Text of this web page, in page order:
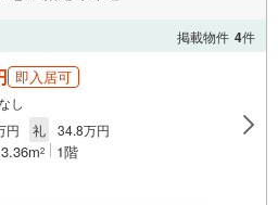
掲載物件 4件
即入居可
し
円 礼 34.8万円
2 1階